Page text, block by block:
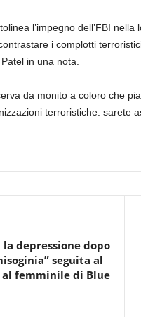
l’impegno dell’FBI
i complotti
in una nota.
da monito a coloro che
terroristiche: sarete
depressione dopo
seguita al
femminile di Blue